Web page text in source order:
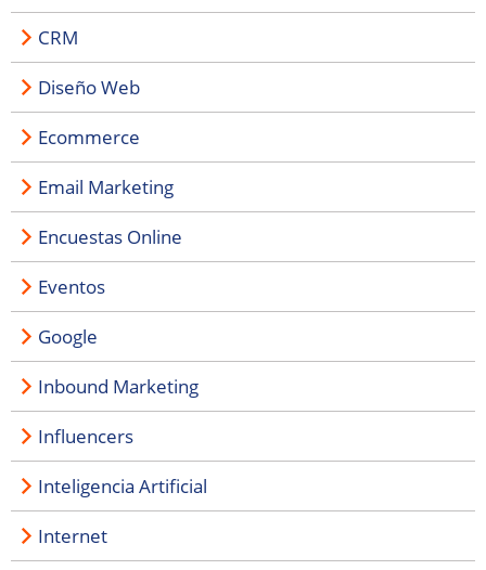
CRM
Diseño Web
Ecommerce
Email Marketing
Encuestas Online
Eventos
Google
Inbound Marketing
Influencers
Inteligencia Artificial
Internet